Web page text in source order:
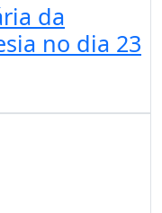
da
no dia 23